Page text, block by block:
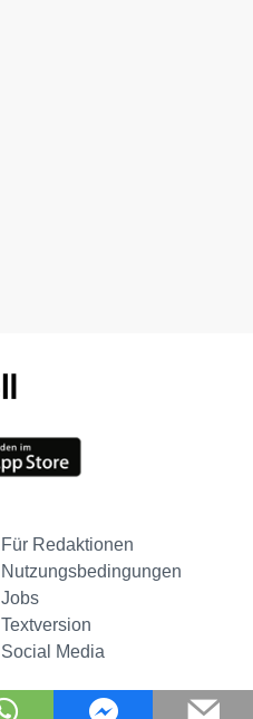
Für Redaktionen
Nutzungsbedingungen
Jobs
Textversion
Social Media